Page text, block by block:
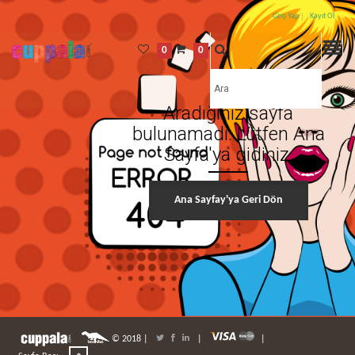
Giriş Yap Kayıt Ol
0
0
Aradığınız sayfa
bulunamadı. Lütfen Ana
Sayfa'ya gidiniz.
Ana Sayfay'ya Geri Dön
© 2018 | | |